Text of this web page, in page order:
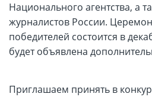
Национального агентства, а
журналистов России.
победителей состоится в
будет объявлена
Приглашаем принять в